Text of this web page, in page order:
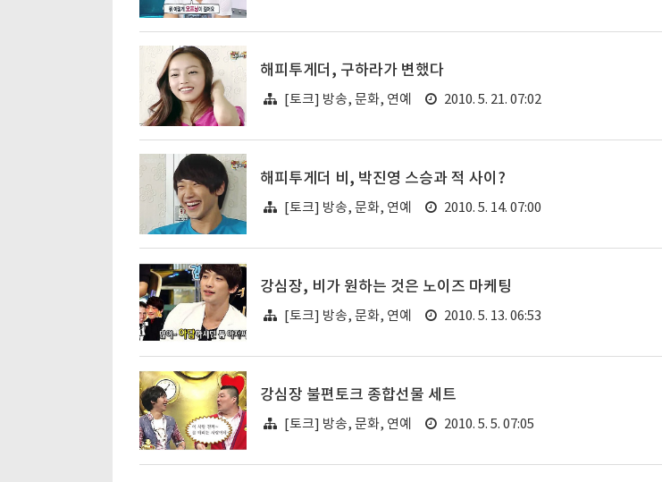
해피투게더, 구하라가 변했다
[토크] 방송, 문화, 연예 2010. 5. 21. 07:02
해피투게더 비, 박진영 스승과 적 사이?
[토크] 방송, 문화, 연예 2010. 5. 14. 07:00
강심장, 비가 원하는 것은 노이즈 마케팅
[토크] 방송, 문화, 연예 2010. 5. 13. 06:53
강심장 불편토크 종합선물 세트
[토크] 방송, 문화, 연예 2010. 5. 5. 07:05